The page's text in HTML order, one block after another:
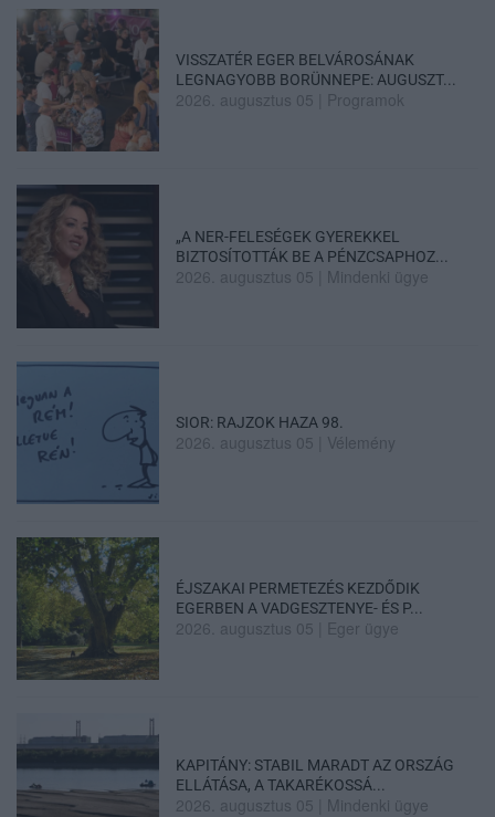
VISSZATÉR EGER BELVÁROSÁNAK
LEGNAGYOBB BORÜNNEPE: AUGUSZT...
2026. augusztus 05 Programok
„A NER-FELESÉGEK GYEREKKEL
BIZTOSÍTOTTÁK BE A PÉNZCSAPHOZ...
2026. augusztus 05 Mindenki ügye
SIOR: RAJZOK HAZA 98.
2026. augusztus 05 Vélemény
ÉJSZAKAI PERMETEZÉS KEZDŐDIK
EGERBEN A VADGESZTENYE- ÉS P...
2026. augusztus 05 Eger ügye
KAPITÁNY: STABIL MARADT AZ ORSZÁG
ELLÁTÁSA, A TAKARÉKOSSÁ...
2026. augusztus 05 Mindenki ügye